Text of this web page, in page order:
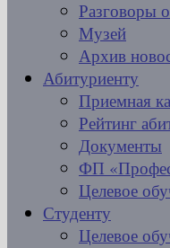
Разговоры
Музей
Архив
Абитуриенту
Приемная
Рейтинг
Документы
ФП
Целевое
Студенту
Целевое